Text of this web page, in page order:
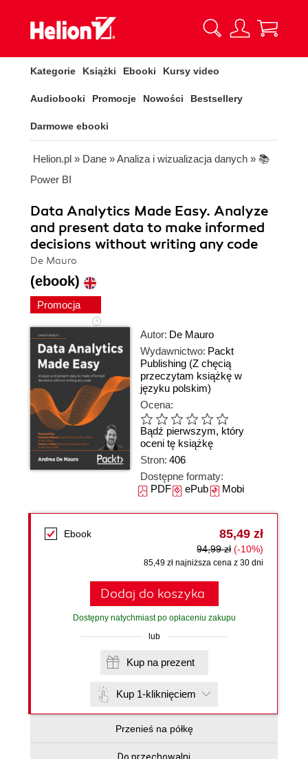
Kategorie Książki Ebooki Kursy video
Audiobooki Promocje Nowości Bestsellery
Darmowe ebooki
Helion.pl » Dane »Analiza i wizualizacja danych » 📚
Power BI
Data Analytics Made Easy. Analyze
and present data to make informed
decisions without writing any code
De Mauro
(ebook)
Promocja
Autor: De Mauro
Wydawnictwo: Packt
Publishing (Z chęcią
przeczytam książkę w
języku polskim)
Ocena:
Bądź pierwszym, który
oceni tę książkę
Stron: 406
Dostępne formaty:
PDFePubMobi
Ebook 85,49 zł
94,99 zł (-10%)
85,49 zł najniższa cena z 30 dni
Dodaj do koszyka
Dostępny natychmiast po opłaceniu zakupu
lub
Kup na prezent
Kup 1-kliknięciem
Przenieś na półkę